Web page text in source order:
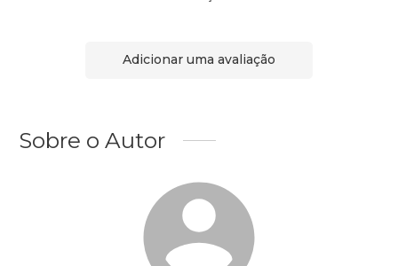
Adicionar uma avaliação
Sobre o Autor